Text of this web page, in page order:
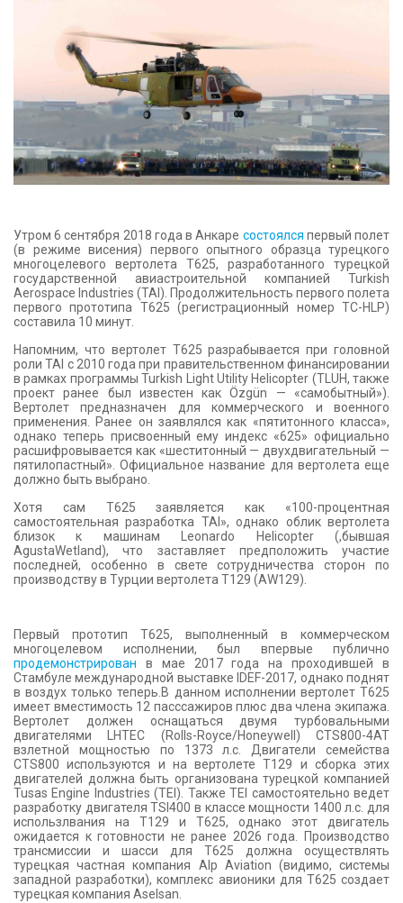
Утром 6 сентября 2018 года в Анкаре состоялся первый полет
(в режиме висения) первого опытного образца турецкого
многоцелевого вертолета Т625, разработанного турецкой
государственной авиастроительной компанией Turkish
Aerospace Industries (TAI). Продолжительность первого полета
первого прототипа T625 (регистрационный номер ТС-HLP)
составила 10 минут.
Напомним, что вертолет Т625 разрабывается при головной
роли TAI с 2010 года при правительственном финансировании
в рамках программы Turkish Light Utility Helicopter (TLUH, также
проект ранее был известен как Özgün — «самобытный»).
Вертолет предназначен для коммерческого и военного
применения. Ранее он заявлялся как «пятитонного класса»,
однако теперь присвоенный ему индекс «625» официально
расшифровывается как «шеститонный — двухдвигательный —
пятилопастный». Официальное название для вертолета еще
должно быть выбрано.
Хотя сам Т625 заявляется как «100-процентная
самостоятельная разработка TAI», однако облик вертолета
близок к машинам Leonardo Helicopter (,бывшая
AgustaWetland), что заставляет предположить участие
последней, особенно в свете сотрудничества сторон по
производству в Турции вертолета T129 (AW129).
Первый прототип Т625, выполненный в коммерческом
многоцелевом исполнении, был впервые публично
продемонстрирован в мае 2017 года на проходившей в
Стамбуле международной выставке IDEF-2017, однако поднят
в воздух только теперь.В данном исполнении вертолет Т625
имеет вместимость 12 пасссажиров плюс два члена экипажа.
Вертолет должен оснащаться двумя турбовальными
двигателями LHTEC (Rolls-Royce/Honeywell) CTS800-4АТ
взлетной мощностью по 1373 л.с. Двигатели семейства
CTS800 используются и на вертолете Т129 и сборка этих
двигателей должна быть организована турецкой компанией
Tusas Engine Industries (TEI). Также TEI самостоятельно ведет
разработку двигателя TSI400 в классе мощности 1400 л.с. для
использлвания на Т129 и Т625, однако этот двигатель
ожидается к готовности не ранее 2026 года. Производство
трансмиссии и шасси для Т625 должна осуществлять
турецкая частная компания Alp Aviation (видимо, системы
западной разработки), комплекс авионики для Т625 создает
турецкая компания Aselsan.